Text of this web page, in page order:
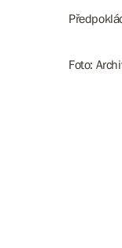
Foto: